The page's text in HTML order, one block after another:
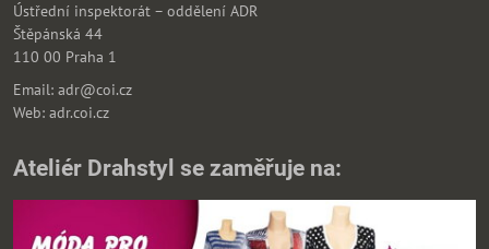
Ústřední inspektorát – oddělení ADR
Štěpánská 44
110 00 Praha 1
Email: adr@coi.cz
Web: adr.coi.cz
Ateliér Drahstyl se zaměřuje na: